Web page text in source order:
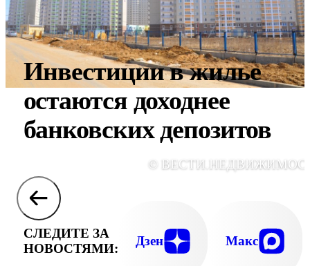
Инвестиции в жилье
остаются доходнее
банковских депозитов
©
СЛЕДИТЕ ЗА
НОВОСТЯМИ:
Дзен Макс